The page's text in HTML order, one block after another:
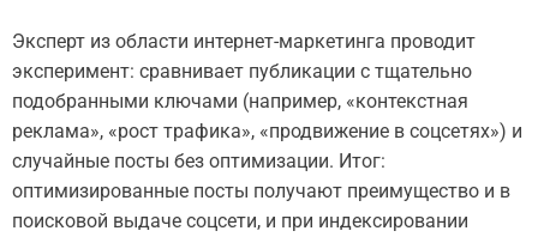
Эксперт из области интернет-маркетинга проводит
эксперимент: сравнивает публикации с тщательно
подобранными ключами (например, «контекстная
реклама», «рост трафика», «продвижение в соцсетях») и
случайные посты без оптимизации. Итог:
оптимизированные посты получают преимущество и в
поисковой выдаче соцсети, и при индексировании